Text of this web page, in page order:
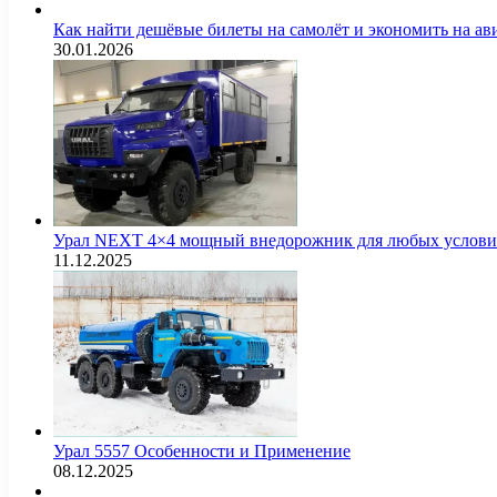
Как найти дешёвые билеты на самолёт и экономить на
30.01.2026
Урал NEXT 4×4 мощный внедорожник для любых
11.12.2025
Урал 5557 Особенности и Применение
08.12.2025